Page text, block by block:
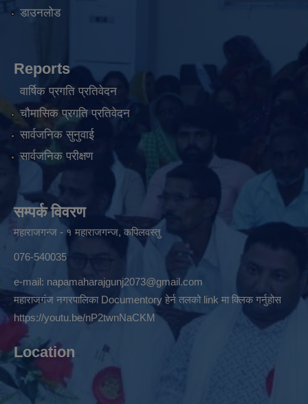
डाउनलोड
Reports
वार्षिक प्रगति प्रतिवेदन
चौमासिक प्रगति प्रतिवेदन
सार्वजनिक सुनुवाई
सार्वजनिक परीक्षण
सम्पर्क विवरण
महाराजगन्ज - १ महाराजगन्ज, कपिलवस्तु
076-540035
e-mail: napamaharajgunj2073@gmail.com
महाराजगंज नगरपालिका Documentory हेर्न तलको link मा क्लिक गर्नुहोस
https://youtu.be/nP2twnNaCKM
Location